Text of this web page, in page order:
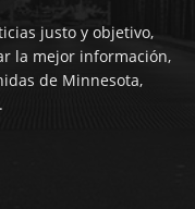
justo y objetivo,
la mejor información,
de Minnesota,